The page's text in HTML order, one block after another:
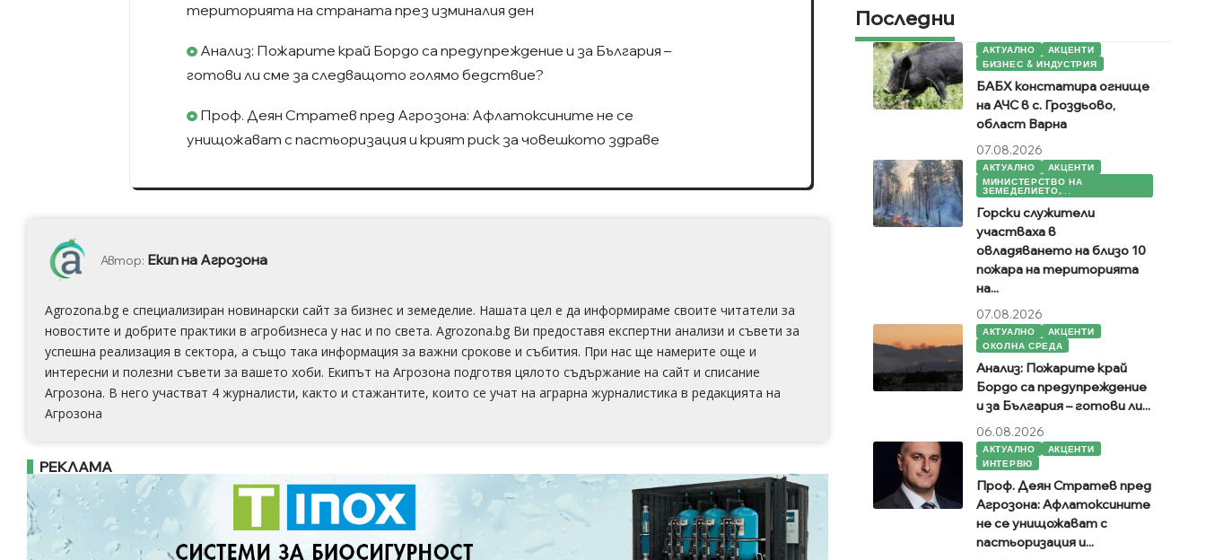
територията на страната през изминалия ден
Анализ: Пожарите край Бордо са предупреждение и за България –
готови ли сме за следващото голямо бедствие?
Проф. Деян Стратев пред Агрозона: Афлатоксините не се
унищожават с пастьоризация и крият риск за човешкото здраве
Автор: Екип на Агрозона
Agrozona.bg e специализиран новинарски сайт за бизнес и земеделие. Нашата цел е да информираме своите читатели за
новостите и добрите практики в агробизнеса у нас и по света. Agrozona.bg Ви предоставя експертни анализи и съвети за
успешна реализация в сектора, а също така информация за важни срокове и събития. При нас ще намерите още и
интересни и полезни съвети за вашето хоби. Екипът на Агрозона подготвя цялото съдържание на сайт и списание
Агрозона. В него участват 4 журналисти, както и стажантите, които се учат на аграрна журналистика в редакцията на
Агрозона
РЕКЛАМА
Последни
АКТУАЛНО
АКЦЕНТИ
БИЗНЕС & ИНДУСТРИЯ
БАБХ констатира огнище
на АЧС в с. Гроздьово,
област Варна
07.08.2026
АКТУАЛНО
АКЦЕНТИ
МИНИСТЕРСТВО НА
ЗЕМЕДЕЛИЕТО,...
Горски служители
участваха в
овладяването на близо 10
пожара на територията
на...
07.08.2026
АКТУАЛНО
АКЦЕНТИ
ОКОЛНА СРЕДА
Анализ: Пожарите край
Бордо са предупреждение
и за България – готови ли...
06.08.2026
АКТУАЛНО
АКЦЕНТИ
ИНТЕРВЮ
Проф. Деян Стратев пред
Агрозона: Афлатоксините
не се унищожават с
пастьоризация и...